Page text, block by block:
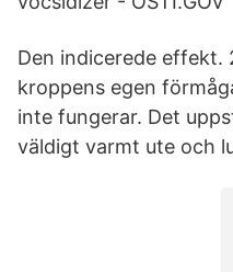
Den indicerede effekt.
kroppens egen
inte fungerar. Det
väldigt varmt ute och